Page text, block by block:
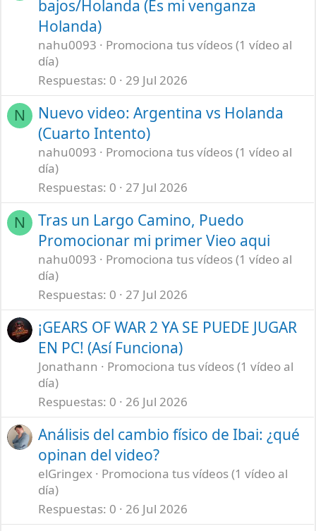
bajos/Holanda (Es mi venganza
Holanda)
nahu0093
Promociona tus vídeos (1 vídeo al
día)
Respuestas 0 29 Jul 2026
N
Nuevo video: Argentina vs Holanda
(Cuarto Intento)
nahu0093
Promociona tus vídeos (1 vídeo al
día)
Respuestas 0 27 Jul 2026
N
Tras un Largo Camino, Puedo
Promocionar mi primer Vieo aqui
nahu0093
Promociona tus vídeos (1 vídeo al
día)
Respuestas 0 27 Jul 2026
¡GEARS OF WAR 2 YA SE PUEDE JUGAR
EN PC! (Así Funciona)
Jonathann
Promociona tus vídeos (1 vídeo al
día)
Respuestas 0 26 Jul 2026
Análisis del cambio físico de Ibai: ¿qué
opinan del video?
elGringex
Promociona tus vídeos (1 vídeo al
día)
Respuestas 0 26 Jul 2026